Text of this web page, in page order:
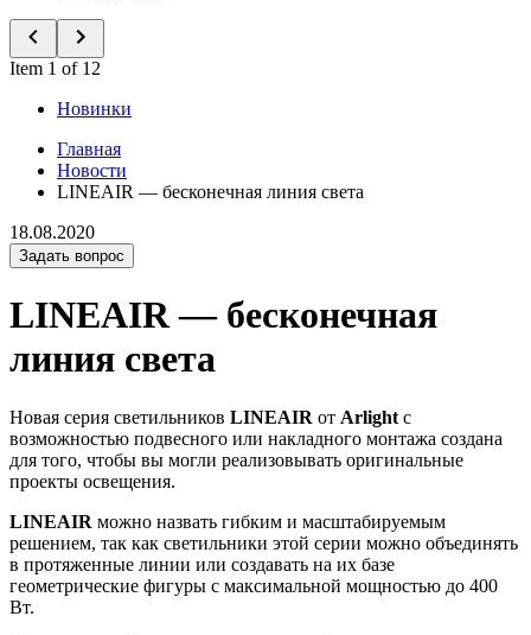
Item 1 of 12
Новинки
Главная
Новости
LINEAIR — бесконечная линия света
18.08.2020
Задать вопрос
LINEAIR — бесконечная
линия света
Новая серия светильников LINEAIR от Arlight с
возможностью подвесного или накладного монтажа создана
для того, чтобы вы могли реализовывать оригинальные
проекты освещения.
LINEAIR можно назвать гибким и масштабируемым
решением, так как светильники этой серии можно объединять
в протяженные линии или создавать на их базе
геометрические фигуры с максимальной мощностью до 400
Вт.